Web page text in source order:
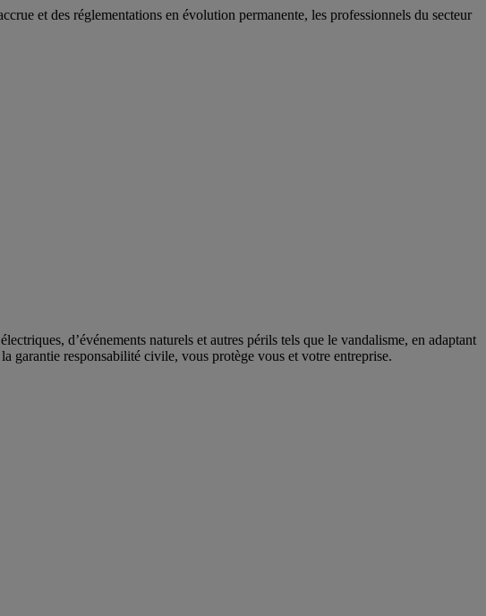
et des réglementations en évolution permanente, les professionnels du secteur
d’événements naturels et autres périls tels que le vandalisme, en adaptant
garantie responsabilité civile, vous protège vous et votre entreprise.